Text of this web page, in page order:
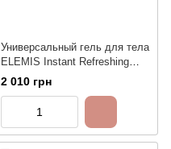
Универсальный гель для тела
ELEMIS Instant Refreshing
Gel, 150ml
2 010 грн